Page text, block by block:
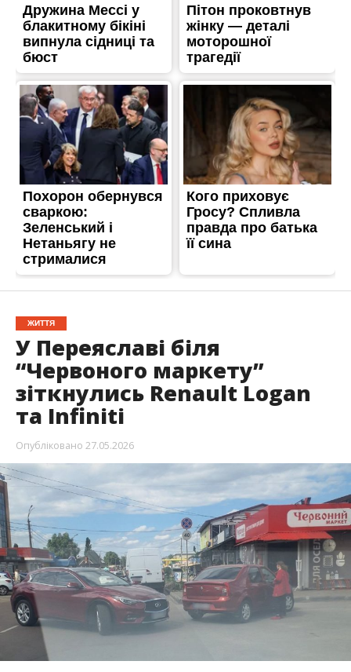
ЖИТТЯ
У Переяславі біля
“Червоного маркету”
зіткнулись Renault Logan
та Infinitі
Опубліковано 27.05.2026